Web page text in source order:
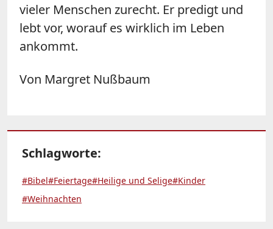
vieler Menschen zurecht. Er predigt und
lebt vor, worauf es wirklich im Leben
ankommt.
Von Margret Nußbaum
Schlagworte:
#Bibel#Feiertage#Heilige und Selige#Kinder
#Weihnachten